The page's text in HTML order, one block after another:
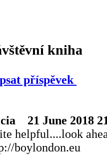
kniha
příspěvek
21 June 2018
helpful....look
boylondon.eu